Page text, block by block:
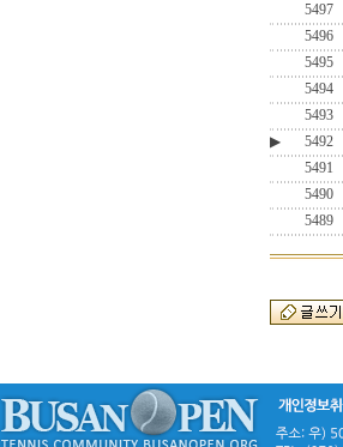
5497
5496
5495
5494
5493
▶
5492
5491
5490
5489